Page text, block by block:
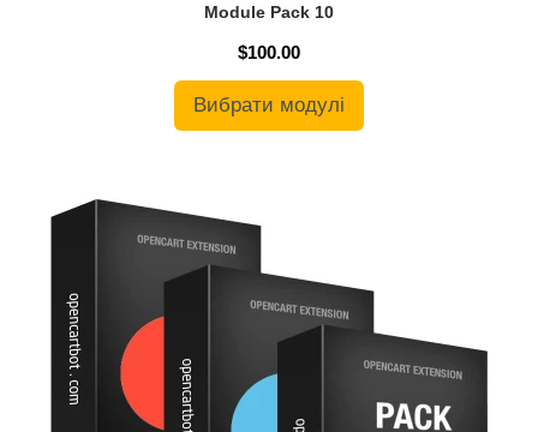
Module Pack 10
$100.00
Вибрати модулі